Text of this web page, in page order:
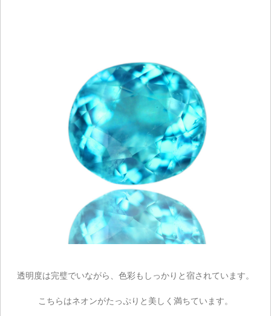
透明度は完璧でいながら、色彩もしっかりと宿されています。
こちらはネオンがたっぷりと美しく満ちています。